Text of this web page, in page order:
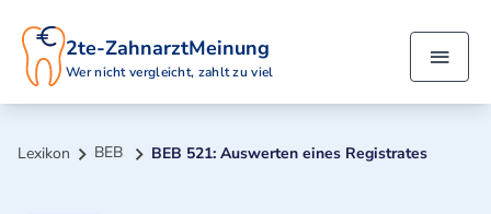
2te-ZahnarztMeinung
Wer nicht vergleicht, zahlt zu viel
Lexikon BEB BEB 521: Auswerten eines Registrates